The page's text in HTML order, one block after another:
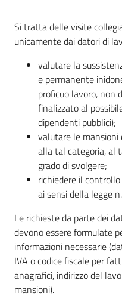
Strutture
territorio
Studiare
Piacenza
Costruiamo
Novità
Si tratta delle visite
unicamente dai datori di
valutare la
e permanente
proficuo lavoro, non
finalizzato al
dipendenti pubblici);
valutare le
alla tal categoria, al
grado di svolgere;
richiedere il
ai sensi della legge
Le richieste da parte dei
devono essere formulate
informazioni necessarie
IVA o codice fiscale per
anagrafici, indirizzo del
mansioni).